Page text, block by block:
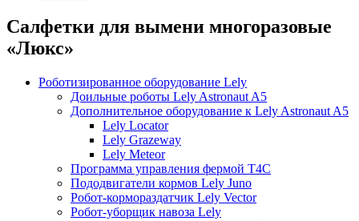
Салфетки для вымени многоразовые
«Люкс»
Роботизированное оборудование Lely
Доильные роботы Lely Astronaut A5
Дополнительное оборудование к Lely Astronaut A5
Lely Locator
Lely Grazeway
Lely Meteor
Программа управления фермой T4C
Пододвигатели кормов Lely Juno
Робот-кормораздатчик Lely Vector
Робот-уборщик навоза Lely